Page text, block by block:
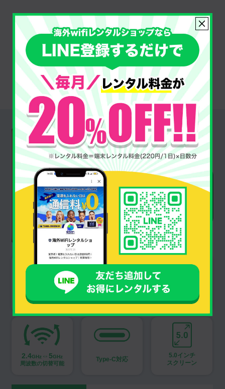
プランを選んで
申し込む
Router
端末紹介
クラウドSIM モバイルWiFiルーター
翻訳アプリ搭載 防水防塵対応
SIMフリー
3000mAH
バッテリー
nanoSIM
カード対応
2.4GHz ⇔5GHz
周波数の切替可能
Type-C対応
5.0インチ
スクリーン